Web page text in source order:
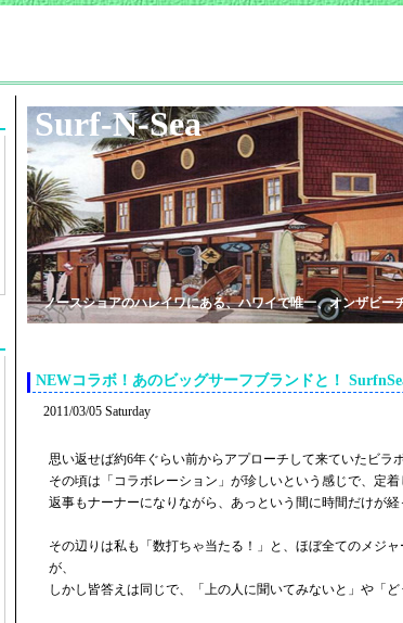
Surf-N-Sea
ノースショアのハレイワにある、ハワイで唯一、オンザビー
NEWコラボ！あのビッグサーフブランドと！
2011/03/05 Saturday
思い返せば約6年ぐらい前からアプローチして来ていたビラ
その頃は「コラボレーション」が珍しいという感じで、定着
返事もナーナーになりながら、あっという間に時間だけが経
その辺りは私も「数打ちゃ当たる！」と、ほぼ全てのメジ
が、
しかし皆答えは同じで、「上の人に聞いてみないと」や「ど